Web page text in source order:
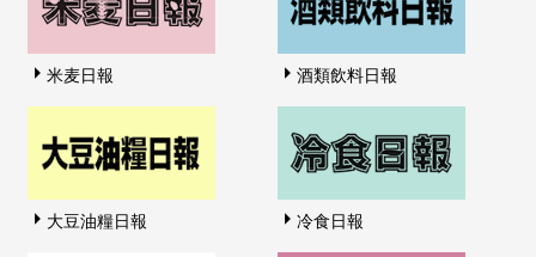
米麦日報 酒類飲料日報
大豆油糧日報 冷食日報